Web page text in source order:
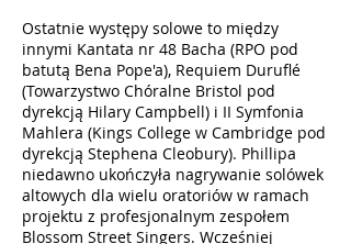
Ostatnie występy solowe to między
innymi Kantata nr 48 Bacha (RPO pod
batutą Bena Pope'a), Requiem Duruflé
(Towarzystwo Chóralne Bristol pod
dyrekcją Hilary Campbell) i II Symfonia
Mahlera (Kings College w Cambridge pod
dyrekcją Stephena Cleobury). Phillipa
niedawno ukończyła nagrywanie solówek
altowych dla wielu oratoriów w ramach
projektu z profesjonalnym zespołem
Blossom Street Singers. Wcześniej